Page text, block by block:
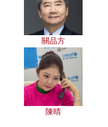
關品方
陳晴